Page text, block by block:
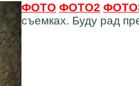
ФОТО ФОТО2
съемках. Буду рад